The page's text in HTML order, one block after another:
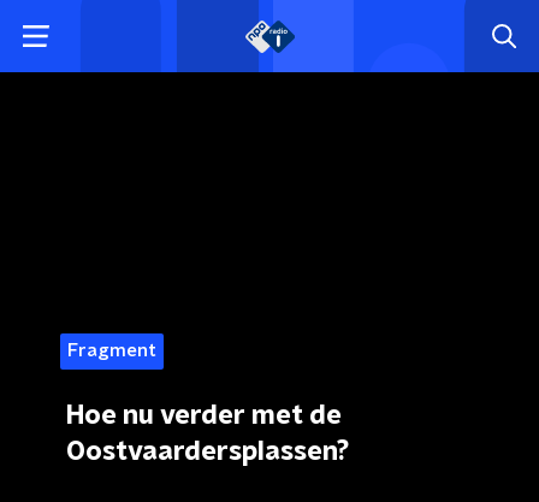
Fragment
Hoe nu verder met de
Oostvaardersplassen?